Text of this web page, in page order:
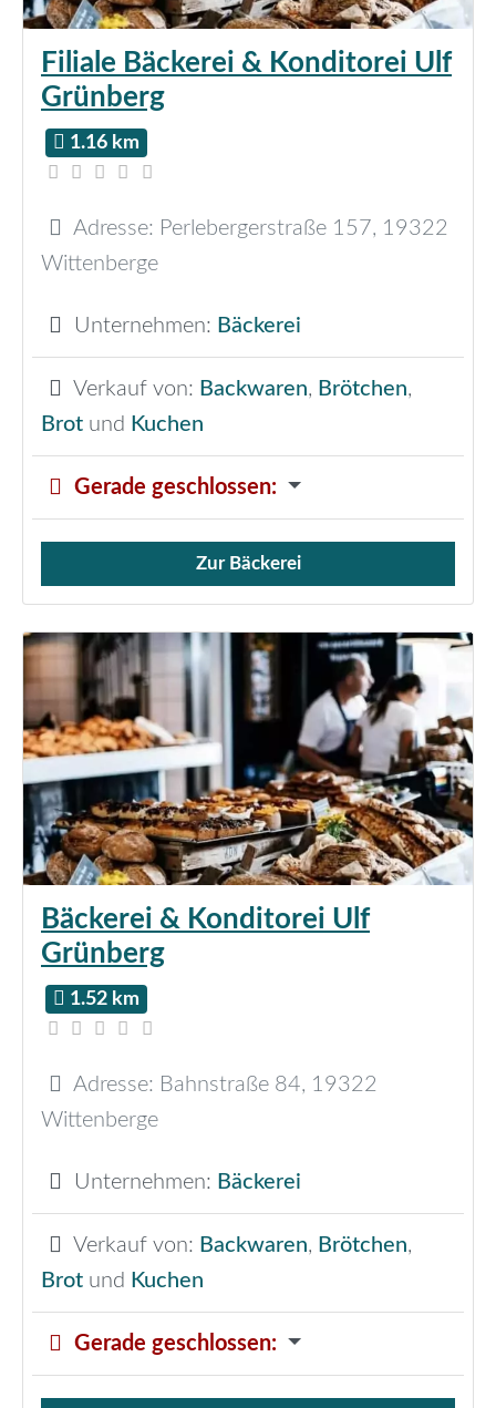
Filiale Bäckerei & Konditorei Ulf
Grünberg
1.16 km
Adresse: Perlebergerstraße 157, 19322
Wittenberge
Unternehmen: Bäckerei
Verkauf von: Backwaren, Brötchen,
Brot und Kuchen
Gerade geschlossen:
Verkauf von Brötchen,
Zur Bäckerei
Bäckerei & Konditorei Ulf
Grünberg
1.52 km
Adresse: Bahnstraße 84, 19322
Wittenberge
Unternehmen: Bäckerei
Verkauf von: Backwaren, Brötchen,
Brot und Kuchen
Gerade geschlossen: